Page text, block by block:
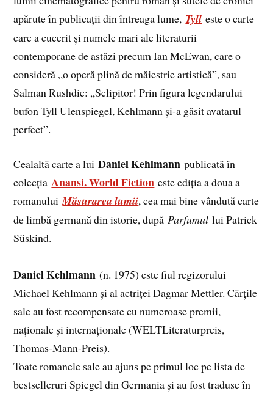
apărute în publicații din întreaga lume, Tyll este o carte
care a cucerit și numele mari ale literaturii
contemporane de astăzi precum Ian McEwan, care o
consideră „o operă plină de măiestrie artistică”, sau
Salman Rushdie: „Sclipitor! Prin figura legendarului
bufon Tyll Ulenspiegel, Kehlmann și-a găsit avatarul
perfect”.
Cealaltă carte a luiDaniel Kehlmann publicată în
colecțiaAnansi. World Fiction este ediția a doua a
romanuluiMăsurarea lumii, cea mai bine vândută carte
de limbă germană din istorie, dupăParfumul lui Patrick
Süskind.
Daniel Kehlmann (n. 1975) este fiul regizorului
Michael Kehlmann și al actriței Dagmar Mettler. Cărțile
sale au fost recompensate cu numeroase premii,
naționale și internaționale (WELTLiteraturpreis,
Thomas-Mann-Preis).
Toate romanele sale au ajuns pe primul loc pe lista de
bestselleruri Spiegel din Germania și au fost traduse în